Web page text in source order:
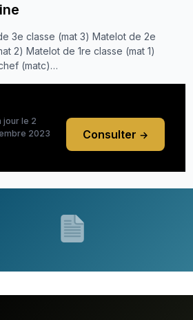
3e classe (mat 3) Matelot de 2e
2) Matelot de 1re classe (mat 1)
(matc)…
jour le 2
2023
Consulter →